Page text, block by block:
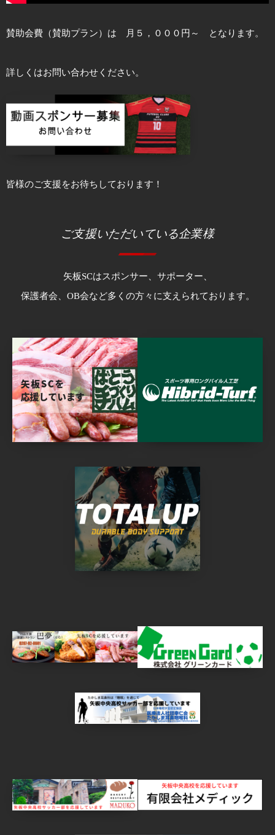
賛助会費（賛助プラン）は 月５，０００円～ となります。
詳しくはお問い合わせください。
皆様のご支援をお待ちしております！
ご支援いただいている企業様
矢板SCはスポンサー、サポーター、
保護者会、OB会など多くの方々に支えられております。